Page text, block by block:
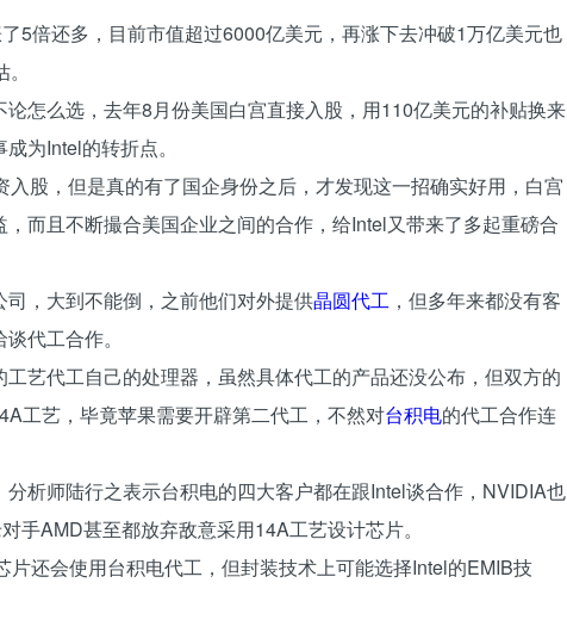
5倍还多，目前市值超过6000亿美元，再涨下去冲破1万亿美元也
怎么选，去年8月份美国白宫直接入股，用110亿美元的补贴换来
为Intel的转折点。
股，但是真的有了国企身份之后，才发现这一招确实好用，白宫
而且不断撮合美国企业之间的合作，给Intel又带来了多起重磅合
，大到不能倒，之前他们对外提供晶圆代工 ，但多年来都没有客
代工合作。
工艺代工自己的处理器，虽然具体代工的产品还没公布，但双方的
工艺，毕竟苹果需要开辟第二代工，不然对台积电的代工合作连
析师陆行之表示台积电的四大客户都在跟Intel谈合作，NVIDIA也
手AMD甚至都放弃敌意采用14A工艺设计芯片。
还会使用台积电代工，但封装技术上可能选择Intel的EMIB技